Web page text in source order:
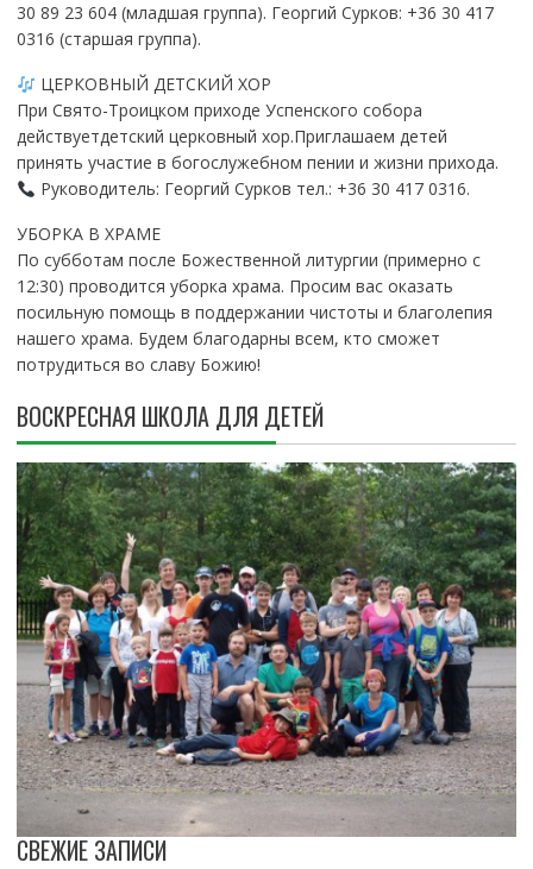
30 89 23 604 (младшая группа). Георгий Сурков: +36 30 417
0316 (старшая группа).
ЦЕРКОВНЫЙ ДЕТСКИЙ ХОР
При Свято-Троицком приходе Успенского собора
действуетдетский церковный хор.Приглашаем детей
принять участие в богослужебном пении и жизни прихода.
Руководитель: Георгий Сурков тел.: +36 30 417 0316.
УБОРКА В ХРАМЕ
По субботам после Божественной литургии (примерно с
12:30) проводится уборка храма. Просим вас оказать
посильную помощь в поддержании чистоты и благолепия
нашего храма. Будем благодарны всем, кто сможет
потрудиться во славу Божию!
ВОСКРЕСНАЯ ШКОЛА ДЛЯ ДЕТЕЙ
СВЕЖИЕ ЗАПИСИ